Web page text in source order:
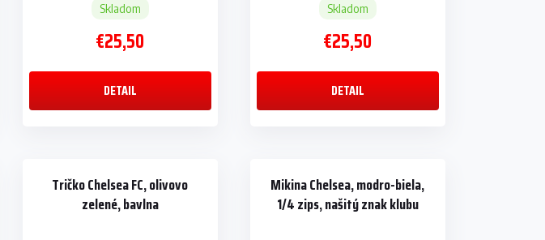
Skladom
€25,50
DETAIL
Skladom
€25,50
DETAIL
Tričko Chelsea FC, olivovo
zelené, bavlna
Mikina Chelsea, modro-biela,
1/4 zips, našitý znak klubu